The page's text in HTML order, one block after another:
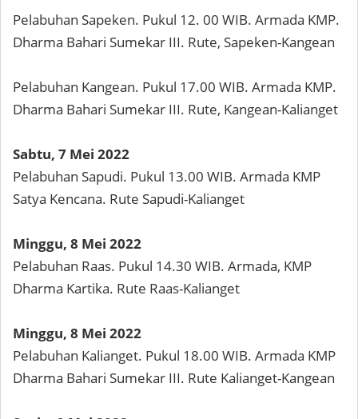
Pelabuhan Sapeken. Pukul 12. 00 WIB. Armada KMP.
Dharma Bahari Sumekar III. Rute, Sapeken-Kangean
Pelabuhan Kangean. Pukul 17.00 WIB. Armada KMP.
Dharma Bahari Sumekar III. Rute, Kangean-Kalianget
Sabtu, 7 Mei 2022
Pelabuhan Sapudi. Pukul 13.00 WIB. Armada KMP
Satya Kencana. Rute Sapudi-Kalianget
Minggu, 8 Mei 2022
Pelabuhan Raas. Pukul 14.30 WIB. Armada, KMP
Dharma Kartika. Rute Raas-Kalianget
Minggu, 8 Mei 2022
Pelabuhan Kalianget. Pukul 18.00 WIB. Armada KMP
Dharma Bahari Sumekar III. Rute Kalianget-Kangean